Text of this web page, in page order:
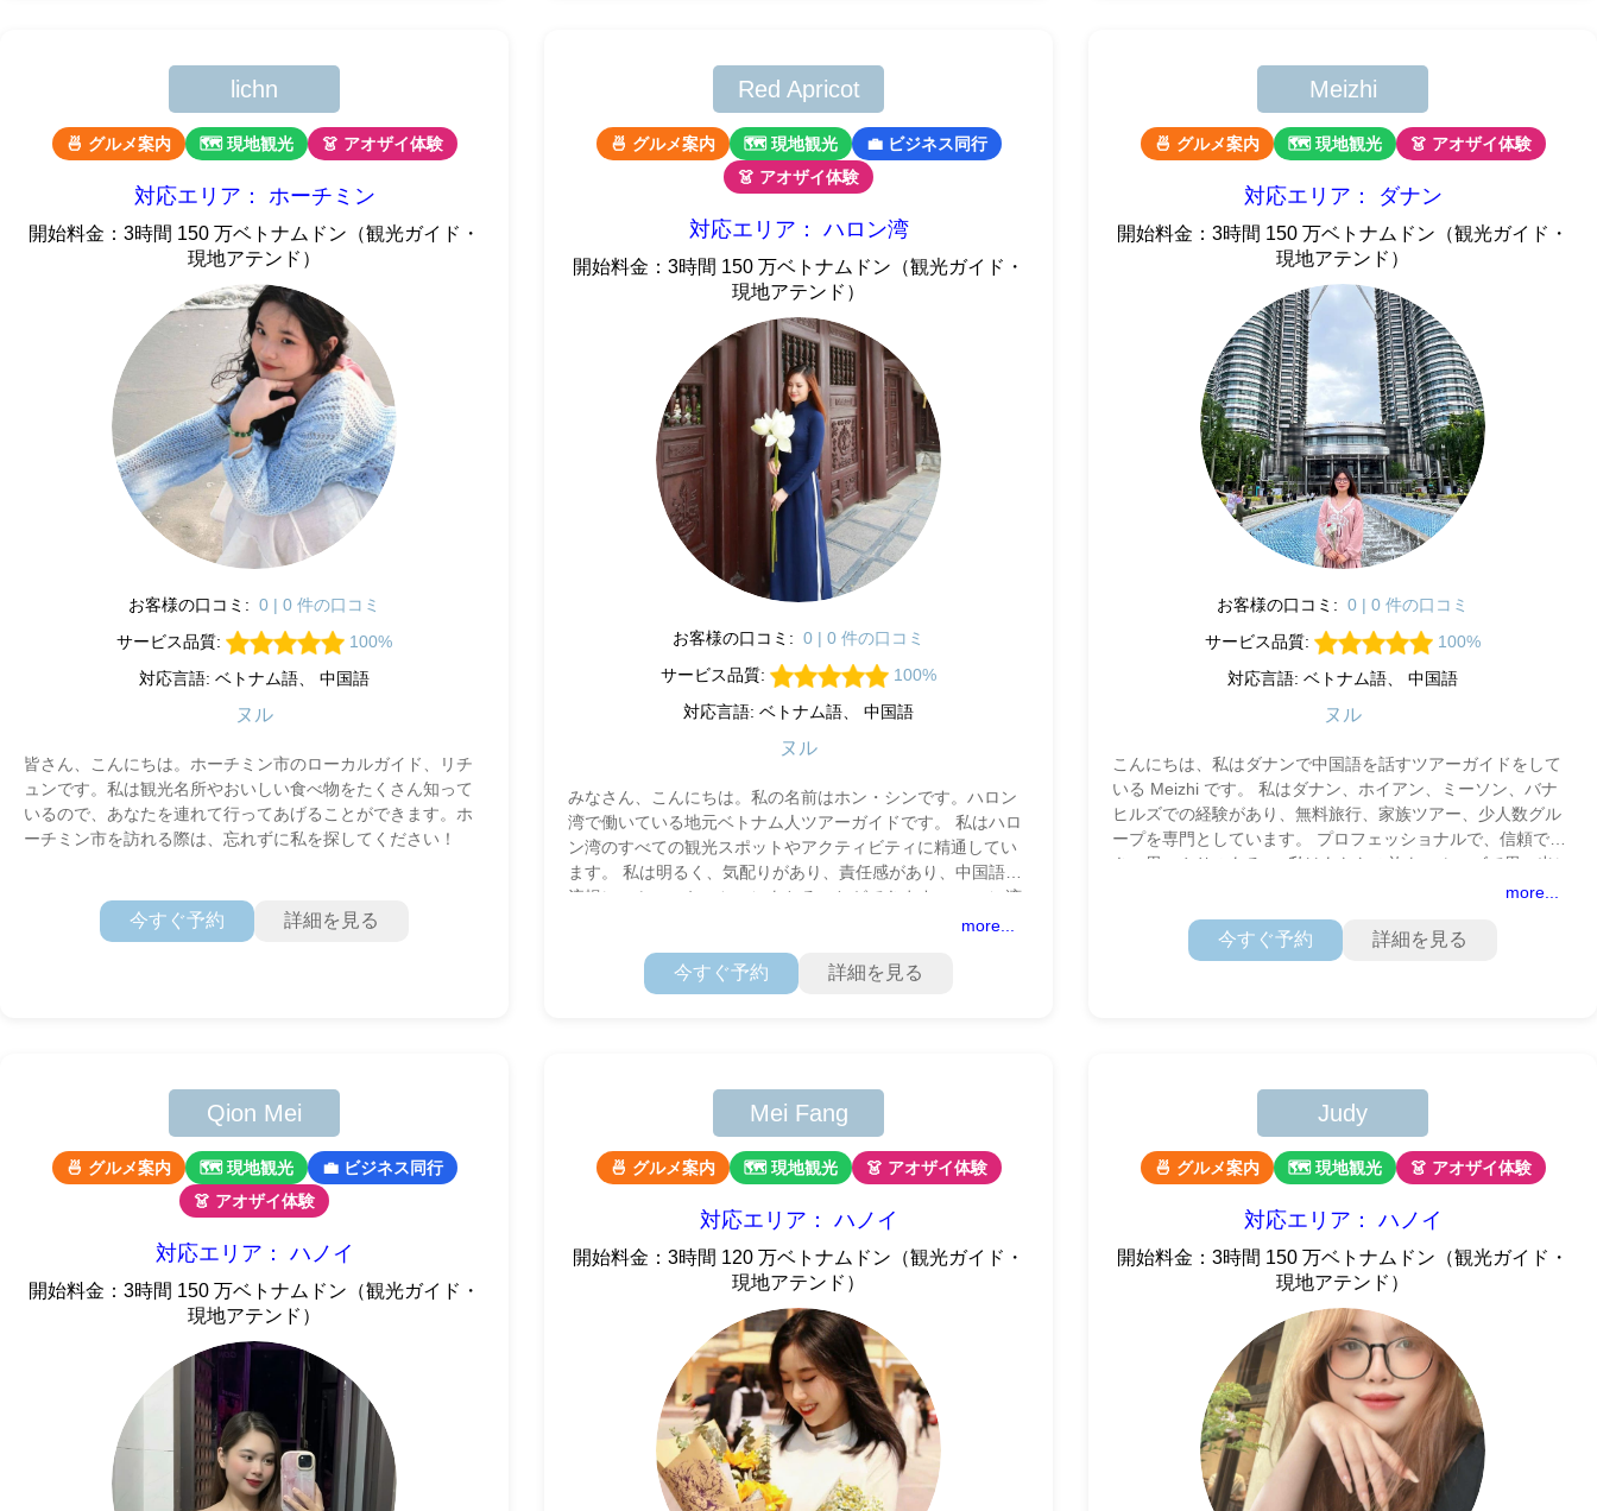
lichn
🍜 グルメ案内 🗺 現地観光 👗 アオザイ体験
対応エリア： ホーチミン
開始料金：3時間 150 万ベトナムドン（観光ガイド・
現地アテンド）
お客様の口コミ: 0 | 0 件の口コミ
サービス品質:
100%
対応言語: ベトナム語、 中国語
ヌル
皆さん、こんにちは。ホーチミン市のローカルガイド、リチ
ュンです。私は観光名所やおいしい食べ物をたくさん知って
いるので、あなたを連れて行ってあげることができます。ホ
ーチミン市を訪れる際は、忘れずに私を探してください！
今すぐ予約 詳細を見る
Red Apricot
🍜 グルメ案内 🗺 現地観光
💼 ビジネス同行
👗 アオザイ体験
対応エリア： ハロン湾
開始料金：3時間 150 万ベトナムドン（観光ガイド・
現地アテンド）
お客様の口コミ: 0 | 0 件の口コミ
サービス品質:
100%
対応言語: ベトナム語、 中国語
ヌル
みなさん、こんにちは。私の名前はホン・シンです。ハロン
湾で働いている地元ベトナム人ツアーガイドです。 私はハロ
ン湾のすべての観光スポットやアクティビティに精通してい
ます。 私は明るく、気配りがあり、責任感があり、中国語で
流暢にコミュニケーションをとることができます。 ハロン湾
more...
今すぐ予約 詳細を見る
Meizhi
🍜 グルメ案内 🗺 現地観光 👗 アオザイ体験
対応エリア： ダナン
開始料金：3時間 150 万ベトナムドン（観光ガイド・
現地アテンド）
お客様の口コミ: 0 | 0 件の口コミ
サービス品質:
100%
対応言語: ベトナム語、 中国語
ヌル
こんにちは、私はダナンで中国語を話すツアーガイドをして
いる Meizhi です。 私はダナン、ホイアン、ミーソン、バナ
ヒルズでの経験があり、無料旅行、家族ツアー、少人数グル
ープを専門としています。 プロフェッショナルで、信頼で
き、思いやりのある — 私はあなたの旅をスムーズで思い出に
more...
今すぐ予約 詳細を見る
Qion Mei
🍜 グルメ案内 🗺 現地観光
💼 ビジネス同行
👗 アオザイ体験
対応エリア： ハノイ
開始料金：3時間 150 万ベトナムドン（観光ガイド・
現地アテンド）
Mei Fang
🍜 グルメ案内 🗺 現地観光 👗 アオザイ体験
対応エリア： ハノイ
開始料金：3時間 120 万ベトナムドン（観光ガイド・
現地アテンド）
Judy
🍜 グルメ案内 🗺 現地観光 👗 アオザイ体験
対応エリア： ハノイ
開始料金：3時間 150 万ベトナムドン（観光ガイド・
現地アテンド）